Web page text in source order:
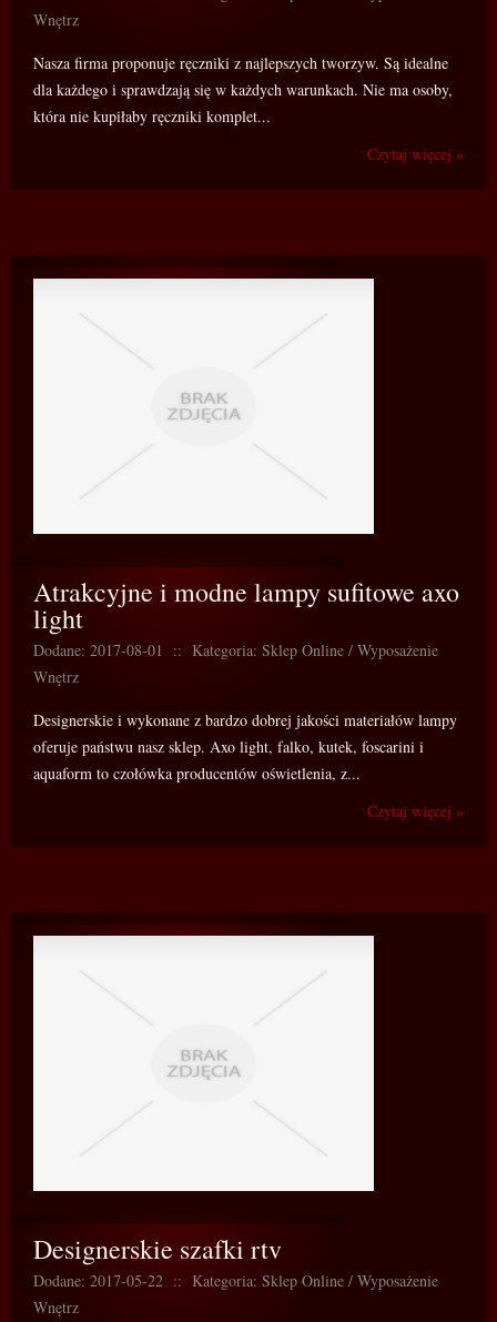
Wnętrz
Nasza firma proponuje ręczniki z najlepszych tworzyw. Są idealne
dla każdego i sprawdzają się w każdych warunkach. Nie ma osoby,
która nie kupiłaby ręczniki komplet...
Czytaj więcej »
Atrakcyjne i modne lampy sufitowe axo
light
Dodane: 2017-08-01 :: Kategoria: Sklep Online / Wyposażenie
Wnętrz
Designerskie i wykonane z bardzo dobrej jakości materiałów lampy
oferuje państwu nasz sklep. Axo light, falko, kutek, foscarini i
aquaform to czołówka producentów oświetlenia, z...
Czytaj więcej »
Designerskie szafki rtv
Dodane: 2017-05-22 :: Kategoria: Sklep Online / Wyposażenie
Wnętrz